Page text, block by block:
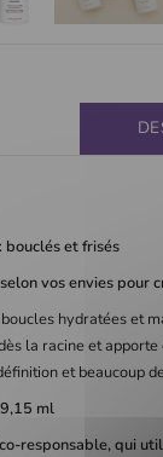
et frisés
vos envies pour
hydratées et
la racine et
et beaucoup
ml
responsable, qui